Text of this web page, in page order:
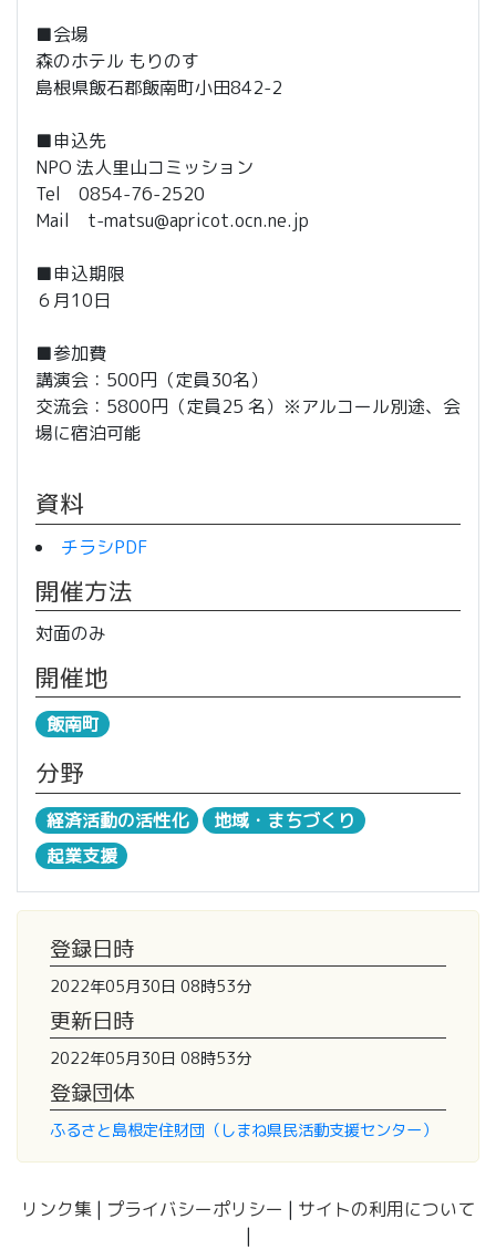
■会場
森のホテル もりのす
島根県飯石郡飯南町小田842-2
■申込先
NPO 法人里山コミッション
Tel 0854-76-2520
Mail t-matsu@apricot.ocn.ne.jp
■申込期限
６月10日
■参加費
講演会：500円（定員30名）
交流会：5800円（定員25 名）※アルコール別途、会
場に宿泊可能
資料
チラシPDF
開催方法
対面のみ
開催地
飯南町
分野
経済活動の活性化
地域・まちづくり
起業支援
登録日時
2022年05月30日 08時53分
更新日時
2022年05月30日 08時53分
登録団体
ふるさと島根定住財団（しまね県民活動支援センター）
リンク集 | プライバシーポリシー | サイトの利用について
|